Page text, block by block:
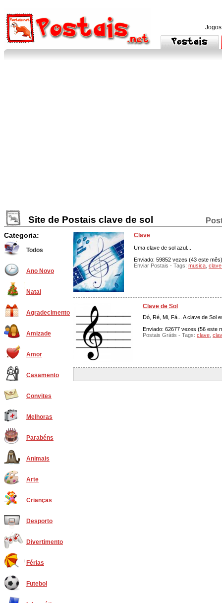
Site de Postais clave de sol
Categoria:
Todos
Ano Novo
Natal
Agradecimento
Amizade
Amor
Casamento
Convites
Melhoras
Parabéns
Animais
Arte
Crianças
Desporto
Divertimento
Férias
Futebol
Clave
Uma clave de sol azul...
Enviado: 59852 vezes (43 este
Enviar Postais - Tags: musica
Clave de Sol
Dó, Ré, Mi, Fá... A clave de Sol
Enviado: 62677 vezes (56 este
Postais Grátis - Tags: clave